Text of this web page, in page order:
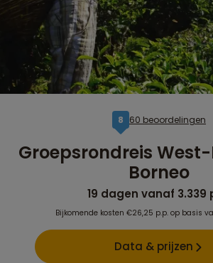
8 60 beoordelingen
Groepsrondreis
Borneo
19 dagen vanaf 3.339
Bijkomende kosten €26,25 p.p. op basis
Data & prijzen